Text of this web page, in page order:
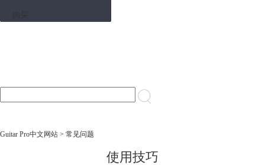
Guitar Pro中文网站 > 常见问题
使用技巧